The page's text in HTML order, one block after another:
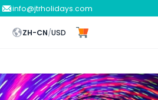
info@jtrholidays.com
ZH-CN/USD